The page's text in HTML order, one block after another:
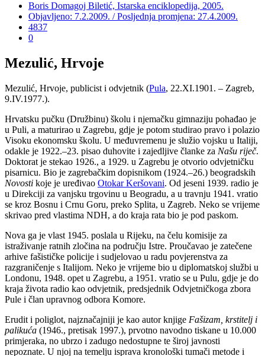
Boris Domagoj Biletić, Istarska enciklopedija, 2005.
Objavljeno: 7.2.2009. / Posljednja promjena: 27.4.2009.
4837
0
Mezulić, Hrvoje
Mezulić, Hrvoje, publicist i odvjetnik (Pula, 22.XI.1901. – Zagreb,
9.IV.1977.).
Hrvatsku pučku (Družbinu) školu i njemačku gimnaziju pohađao je
u Puli, a maturirao u Zagrebu, gdje je potom studirao pravo i polazio
Visoku ekonomsku školu. U međuvremenu je služio vojsku u Italiji,
odakle je 1922.–23. pisao duhovite i zajedljive članke za Našu riječ.
Doktorat je stekao 1926., a 1929. u Zagrebu je otvorio odvjetničku
pisarnicu. Bio je zagrebačkim dopisnikom (1924.–26.) beogradskih
Novosti koje je uređivao Otokar Keršovani. Od jeseni 1939. radio je
u Direkciji za vanjsku trgovinu u Beogradu, a u travnju 1941. vratio
se kroz Bosnu i Crnu Goru, preko Splita, u Zagreb. Neko se vrijeme
skrivao pred vlastima NDH, a do kraja rata bio je pod paskom.
Nova ga je vlast 1945. poslala u Rijeku, na čelu komisije za
istraživanje ratnih zločina na području Istre. Proučavao je zatečene
arhive fašističke policije i sudjelovao u radu povjerenstva za
razgraničenje s Italijom. Neko je vrijeme bio u diplomatskoj službi u
Londonu, 1948. opet u Zagrebu, a 1951. vratio se u Pulu, gdje je do
kraja života radio kao odvjetnik, predsjednik Odvjetničkoga zbora
Pule i član upravnog odbora Komore.
Erudit i poliglot, najznačajniji je kao autor knjige Fašizam, krstitelj i
palikuća (1946., pretisak 1997.), prvotno navodno tiskane u 10.000
primjeraka, no ubrzo i zadugo nedostupne te široj javnosti
nepoznate. U njoj na temelju isprava kronološki tumači metode i